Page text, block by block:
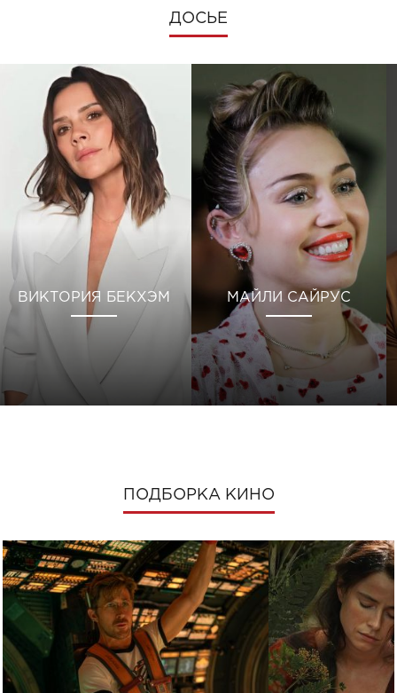
ДОСЬЕ
ВИКТОРИЯ БЕКХЭМ МАЙЛИ САЙРУС
ПОДБОРКА КИНО